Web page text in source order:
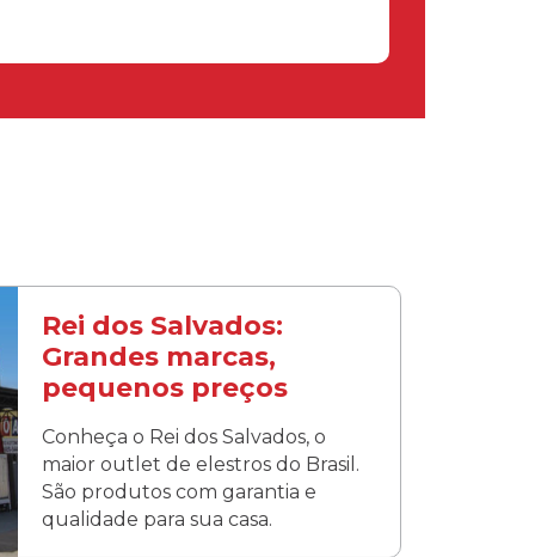
Rei dos Salvados:
Grandes marcas,
pequenos preços
Conheça o Rei dos Salvados, o
maior outlet de elestros do Brasil.
São produtos com garantia e
qualidade para sua casa.